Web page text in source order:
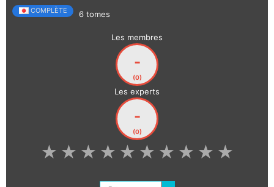
COMPLÈTE 6 tomes
Les membres
-
(0)
Les experts
-
(0)
★
★
★
★
★
★
★
★
★
★